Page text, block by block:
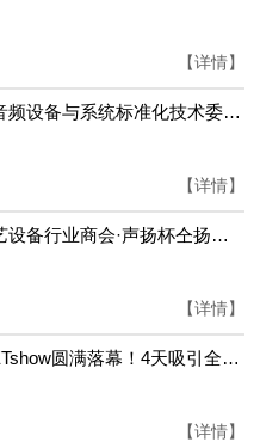
【详情】
广东省音频设备与系统标准化技术委员会（GD/TC 82）“AI+音频设备与系统技术交流会”在广州质检院召开
【详情】
广东演艺设备行业商会·声扬杯仝扬七杆大胜个人赛 与许凌组队加冕职业-业余配对队际赛冠军 | 2025广东巡回赛
【详情】
2025GETshow圆满落幕！4天吸引全球客商超10万人！
【详情】